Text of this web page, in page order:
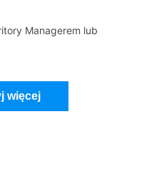
Managerem lub
więcej